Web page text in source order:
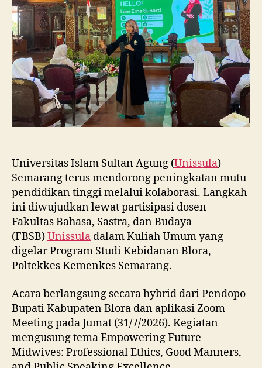
Mahasiswa
Kebidanan
Blora
Etika
dan
Keterampilan
Public
Speaking
Universitas Islam Sultan Agung (Unissula)
Semarang terus mendorong peningkatan mutu
pendidikan tinggi melalui kolaborasi. Langkah
ini diwujudkan lewat partisipasi dosen
Fakultas Bahasa, Sastra, dan Budaya
(FBSB)Unissula dalam Kuliah Umum yang
digelar Program Studi Kebidanan Blora,
Poltekkes Kemenkes Semarang.
Acara berlangsung secara hybrid dari Pendopo
Bupati Kabupaten Blora dan aplikasi Zoom
Meeting pada Jumat (31/7/2026). Kegiatan
mengusung tema Empowering Future
Midwives: Professional Ethics, Good Manners,